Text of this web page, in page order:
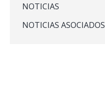
NOTICIAS
NOTICIAS ASOCIADOS